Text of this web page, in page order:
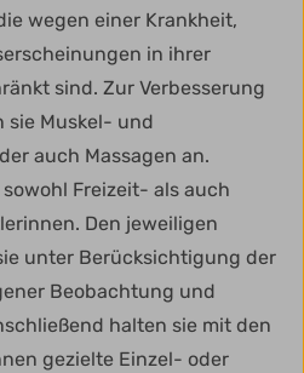
wegen einer Krankheit,
in ihrer
sind. Zur Verbesserung
sie Muskel- und
auch Massagen an.
Freizeit- als auch
Den jeweiligen
unter Berücksichtigung der
Beobachtung und
halten sie mit den
gezielte Einzel- oder